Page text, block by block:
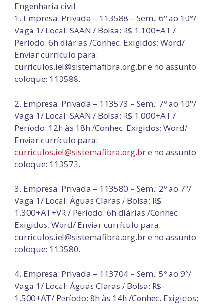
Engenharia civil
1. Empresa: Privada – 113588 – Sem.: 6º ao 10°/
Vaga 1/ Local: SAAN / Bolsa: R$ 1.100+AT /
Período: 6h diárias /Conhec. Exigidos; Word/
Enviar currículo para:
curriculos.iel@sistemafibra.org.br e no assunto
coloque: 113588.
2. Empresa: Privada – 113573 – Sem.: 7º ao 10°/
Vaga 1/ Local: SAAN / Bolsa: R$ 1.000+AT /
Período: 12h às 18h /Conhec. Exigidos; Word/
Enviar currículo para:
curriculos.iel@sistemafibra.org.bre no assunto
coloque: 113573.
3. Empresa: Privada – 113580 – Sem.: 2º ao 7°/
Vaga 1/ Local: Águas Claras / Bolsa: R$
1.300+AT+VR / Período: 6h diárias /Conhec.
Exigidos; Word/ Enviar currículo para:
curriculos.iel@sistemafibra.org.br e no assunto
coloque: 113580.
4. Empresa: Privada – 113704 – Sem.: 5º ao 9°/
Vaga 1/ Local: Águas Claras / Bolsa: R$
1.500+AT/ Período: 8h às 14h /Conhec. Exigidos;